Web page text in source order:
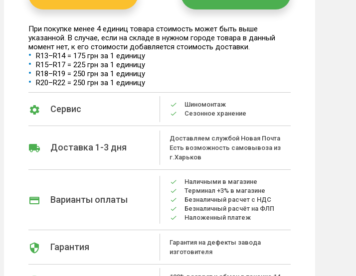
При покупке менее 4 единиц товара стоимость может быть выше
указанной. В случае, если на складе в нужном городе товара в данный
момент нет, к его стоимости добавляется стоимость доставки.
R13–R14 = 175 грн за 1 единицу
R15–R17 = 225 грн за 1 единицу
R18–R19 = 250 грн за 1 единицу
R20–R22 = 250 грн за 1 единицу
Сервис
Шиномонтаж
Сезонное хранение
Доставка 1-3 дня
Доставляем службой Новая Почта
Есть возможность самовывоза из
г.Харьков
Варианты оплаты
Наличными в магазине
Терминал +3% в магазине
Безналичный расчет с НДС
Безналичный расчёт на ФЛП
Наложенный платеж
Гарантия
Гарантия на дефекты завода
изготовителя